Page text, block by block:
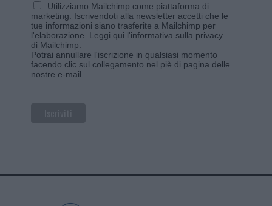
Utilizziamo Mailchimp come piattaforma di
marketing. Iscrivendoti alla newsletter accetti che le
tue informazioni siano trasferite a Mailchimp per
l'elaborazione. Leggi qui l'informativa sulla privacy
di Mailchimp
Potrai annullare l'iscrizione in qualsiasi momento
facendo clic sul collegamento nel piè di pagina delle
nostre e-mail.